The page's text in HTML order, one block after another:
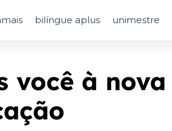
bilíngue aplus unimestre
você à nova